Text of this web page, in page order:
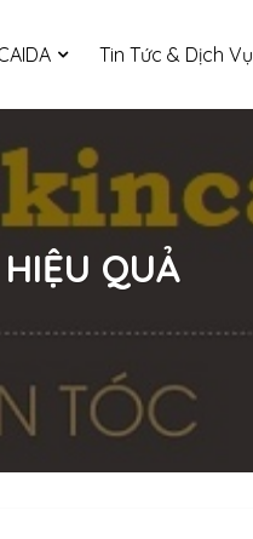
Tin Tức & Dịch Vụ
QUẢ